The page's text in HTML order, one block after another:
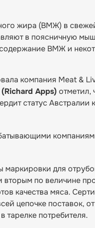
жира (ВМЖ) в
в поясничную
ВМЖ и
компания Meat &
Apps) отметил,
статус Австралии
маркировки для
вторым по величине
качества мяса.
цепочке поставок,
тарелке потребителя.